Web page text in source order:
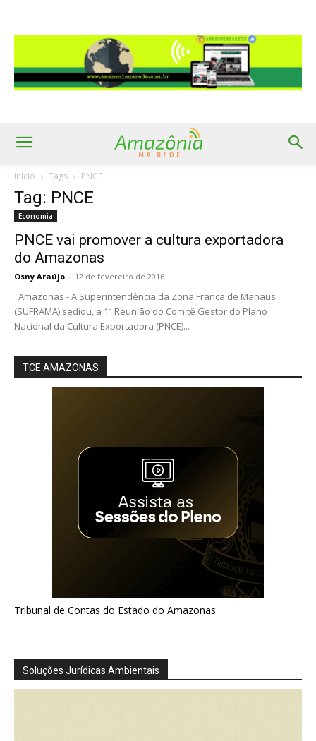
Início Tags PNCE
Tag: PNCE
Economia
PNCE vai promover a cultura exportadora
do Amazonas
Osny Araújo - 12 de fevereiro de 2016
Amazonas - A Superintendência da Zona Franca de Manaus
(SUFRAMA) sediou, a 1ª Reunião do Comitê Gestor do Plano
Nacional da Cultura Exportadora (PNCE)...
TCE AMAZONAS
Tribunal de Contas do Estado do Amazonas
Soluções Jurídicas Ambientais